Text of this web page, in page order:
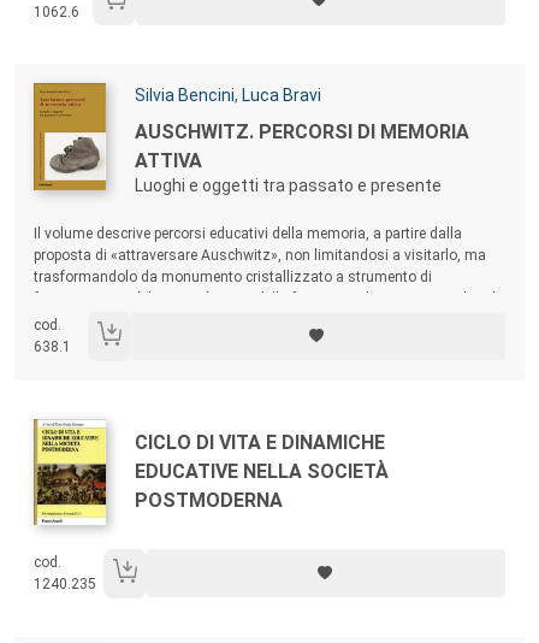
1062.6
Autori:
Silvia Bencini, Luca Bravi
Titolo:
AUSCHWITZ. PERCORSI DI MEMORIA
ATTIVA
Luoghi e oggetti tra passato e presente
Il volume descrive percorsi educativi della memoria, a partire dalla
proposta di «attraversare Auschwitz», non limitandosi a visitarlo, ma
trasformandolo da monumento cristallizzato a strumento di
e oggetti come ponte tra passato e presente - può essere applicato a
qualsiasi altro luogo di memoria.
cod.
638.1
Autori:
Titolo:
CICLO DI VITA E DINAMICHE
EDUCATIVE NELLA SOCIETÀ
POSTMODERNA
cod.
1240.235